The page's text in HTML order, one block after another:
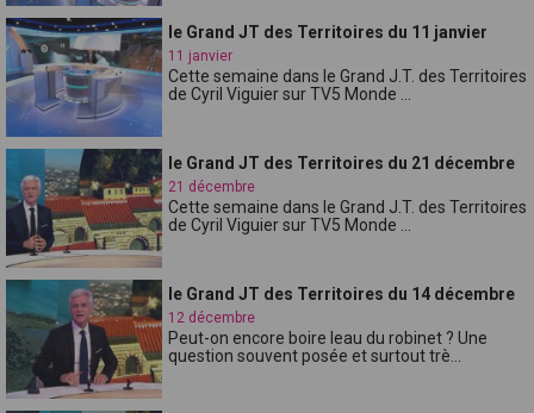
le Grand JT des Territoires du 11 janvier
11 janvier
Cette semaine dans le Grand J.T. des Territoires
de Cyril Viguier sur TV5 Monde ...
le Grand JT des Territoires du 21 décembre
21 décembre
Cette semaine dans le Grand J.T. des Territoires
de Cyril Viguier sur TV5 Monde ...
le Grand JT des Territoires du 14 décembre
12 décembre
Peut-on encore boire leau du robinet ? Une
question souvent posée et surtout trè...